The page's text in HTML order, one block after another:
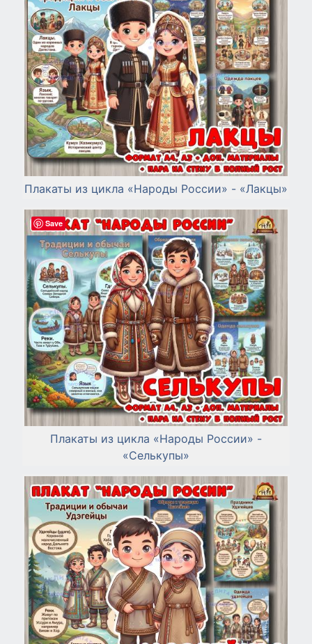
Плакаты из цикла «Народы России» - «Лакцы»
Плакаты из цикла «Народы России» -
«Селькупы»
Save